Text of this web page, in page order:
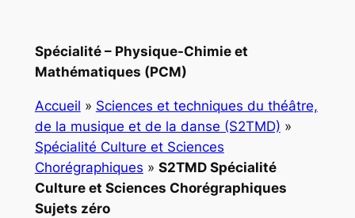
Spécialité – Physique-Chimie et
Mathématiques (PCM)
Accueil » Sciences et techniques du théâtre,
de la musique et de la danse (S2TMD) »
Spécialité Culture et Sciences
Chorégraphiques » S2TMD Spécialité
Culture et Sciences Chorégraphiques
Sujets zéro